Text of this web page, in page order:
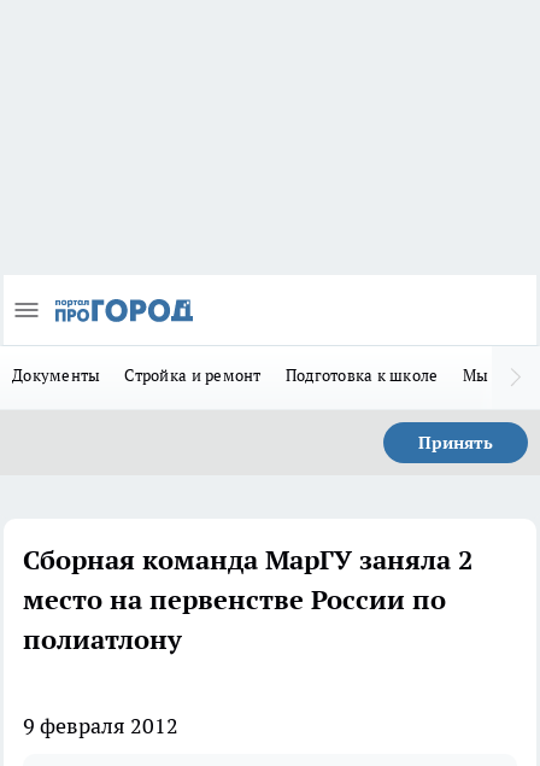
Документы Стройка и ремонт Подготовка к школе Мы в MAX
Принять
Сборная команда МарГУ заняла 2
место на первенстве России по
полиатлону
9 февраля 2012